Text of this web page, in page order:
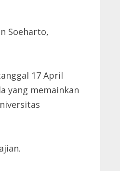
Soeharto,
17 April
yang memainkan